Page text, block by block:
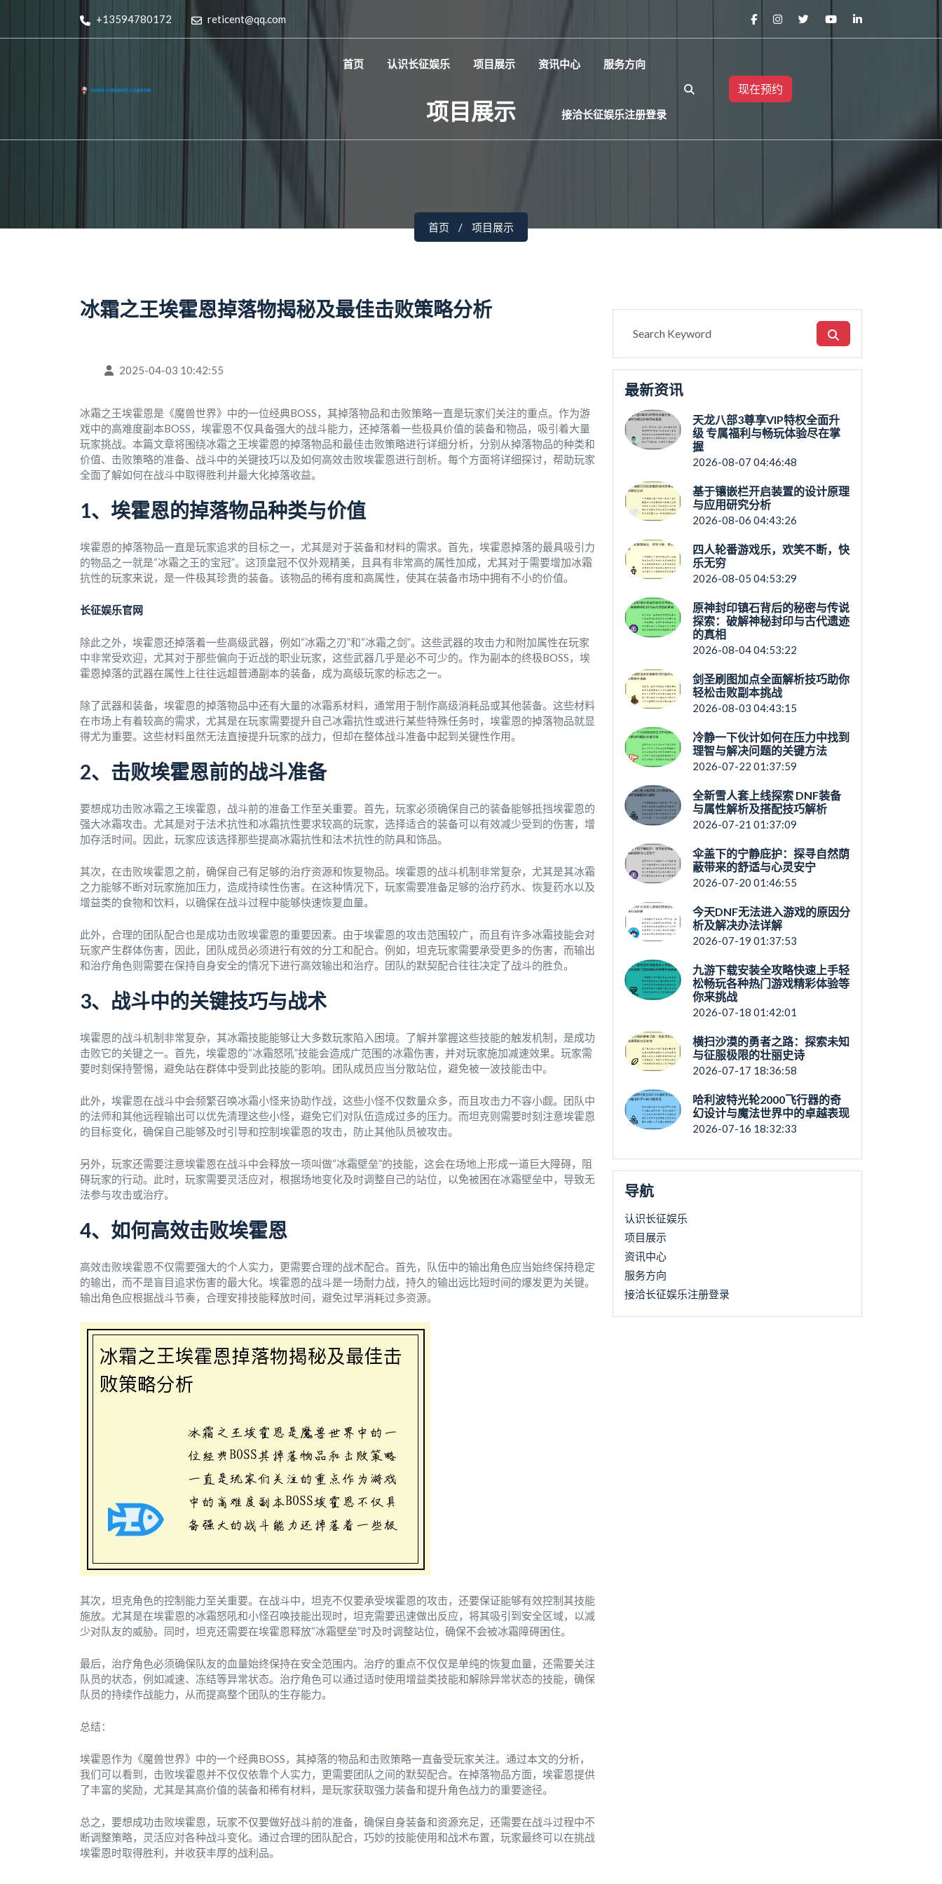
+13594780172 reticent@qq.com
首页 认识长征娱乐 项目展示 资讯中心 服务方向
接洽长征娱乐注册登录
现在预约
项目展示
首页 项目展示
冰霜之王埃霍恩掉落物揭秘及最佳击败策略分析
2025-04-03 10:42:55
冰霜之王埃霍恩是《魔兽世界》中的一位经典BOSS，其掉落物品和击败策略一直是玩家们关注的重点。作为游
戏中的高难度副本BOSS，埃霍恩不仅具备强大的战斗能力，还掉落着一些极具价值的装备和物品，吸引着大量
玩家挑战。本篇文章将围绕冰霜之王埃霍恩的掉落物品和最佳击败策略进行详细分析，分别从掉落物品的种类和
价值、击败策略的准备、战斗中的关键技巧以及如何高效击败埃霍恩进行剖析。每个方面将详细探讨，帮助玩家
全面了解如何在战斗中取得胜利并最大化掉落收益。
1、埃霍恩的掉落物品种类与价值
埃霍恩的掉落物品一直是玩家追求的目标之一，尤其是对于装备和材料的需求。首先，埃霍恩掉落的最具吸引力
的物品之一就是“冰霜之王的宝冠”。这顶皇冠不仅外观精美，且具有非常高的属性加成，尤其对于需要增加冰霜
抗性的玩家来说，是一件极其珍贵的装备。该物品的稀有度和高属性，使其在装备市场中拥有不小的价值。
长征娱乐官网
除此之外，埃霍恩还掉落着一些高级武器，例如“冰霜之刃”和“冰霜之剑”。这些武器的攻击力和附加属性在玩家
中非常受欢迎，尤其对于那些偏向于近战的职业玩家，这些武器几乎是必不可少的。作为副本的终极BOSS，埃
霍恩掉落的武器在属性上往往远超普通副本的装备，成为高级玩家的标志之一。
除了武器和装备，埃霍恩的掉落物品中还有大量的冰霜系材料，通常用于制作高级消耗品或其他装备。这些材料
在市场上有着较高的需求，尤其是在玩家需要提升自己冰霜抗性或进行某些特殊任务时，埃霍恩的掉落物品就显
得尤为重要。这些材料虽然无法直接提升玩家的战力，但却在整体战斗准备中起到关键性作用。
2、击败埃霍恩前的战斗准备
要想成功击败冰霜之王埃霍恩，战斗前的准备工作至关重要。首先，玩家必须确保自己的装备能够抵挡埃霍恩的
强大冰霜攻击。尤其是对于法术抗性和冰霜抗性要求较高的玩家，选择适合的装备可以有效减少受到的伤害，增
加存活时间。因此，玩家应该选择那些提高冰霜抗性和法术抗性的防具和饰品。
其次，在击败埃霍恩之前，确保自己有足够的治疗资源和恢复物品。埃霍恩的战斗机制非常复杂，尤其是其冰霜
之力能够不断对玩家施加压力，造成持续性伤害。在这种情况下，玩家需要准备足够的治疗药水、恢复药水以及
增益类的食物和饮料，以确保在战斗过程中能够快速恢复血量。
此外，合理的团队配合也是成功击败埃霍恩的重要因素。由于埃霍恩的攻击范围较广，而且有许多冰霜技能会对
玩家产生群体伤害，因此，团队成员必须进行有效的分工和配合。例如，坦克玩家需要承受更多的伤害，而输出
和治疗角色则需要在保持自身安全的情况下进行高效输出和治疗。团队的默契配合往往决定了战斗的胜负。
3、战斗中的关键技巧与战术
埃霍恩的战斗机制非常复杂，其冰霜技能能够让大多数玩家陷入困境。了解并掌握这些技能的触发机制，是成功
击败它的关键之一。首先，埃霍恩的“冰霜怒吼”技能会造成广范围的冰霜伤害，并对玩家施加减速效果。玩家需
要时刻保持警惕，避免站在群体中受到此技能的影响。团队成员应当分散站位，避免被一波技能击中。
此外，埃霍恩在战斗中会频繁召唤冰霜小怪来协助作战，这些小怪不仅数量众多，而且攻击力不容小觑。团队中
的法师和其他远程输出可以优先清理这些小怪，避免它们对队伍造成过多的压力。而坦克则需要时刻注意埃霍恩
的目标变化，确保自己能够及时引导和控制埃霍恩的攻击，防止其他队员被攻击。
另外，玩家还需要注意埃霍恩在战斗中会释放一项叫做“冰霜壁垒”的技能，这会在场地上形成一道巨大障碍，阻
碍玩家的行动。此时，玩家需要灵活应对，根据场地变化及时调整自己的站位，以免被困在冰霜壁垒中，导致无
法参与攻击或治疗。
4、如何高效击败埃霍恩
高效击败埃霍恩不仅需要强大的个人实力，更需要合理的战术配合。首先，队伍中的输出角色应当始终保持稳定
的输出，而不是盲目追求伤害的最大化。埃霍恩的战斗是一场耐力战，持久的输出远比短时间的爆发更为关键。
输出角色应根据战斗节奏，合理安排技能释放时间，避免过早消耗过多资源。
其次，坦克角色的控制能力至关重要。在战斗中，坦克不仅要承受埃霍恩的攻击，还要保证能够有效控制其技能
施放。尤其是在埃霍恩的冰霜怒吼和小怪召唤技能出现时，坦克需要迅速做出反应，将其吸引到安全区域，以减
少对队友的威胁。同时，坦克还需要在埃霍恩释放“冰霜壁垒”时及时调整站位，确保不会被冰霜障碍困住。
最后，治疗角色必须确保队友的血量始终保持在安全范围内。治疗的重点不仅仅是单纯的恢复血量，还需要关注
队员的状态，例如减速、冻结等异常状态。治疗角色可以通过适时使用增益类技能和解除异常状态的技能，确保
队员的持续作战能力，从而提高整个团队的生存能力。
总结：
埃霍恩作为《魔兽世界》中的一个经典BOSS，其掉落的物品和击败策略一直备受玩家关注。通过本文的分析，
我们可以看到，击败埃霍恩并不仅仅依靠个人实力，更需要团队之间的默契配合。在掉落物品方面，埃霍恩提供
了丰富的奖励，尤其是其高价值的装备和稀有材料，是玩家获取强力装备和提升角色战力的重要途径。
总之，要想成功击败埃霍恩，玩家不仅要做好战斗前的准备，确保自身装备和资源充足，还需要在战斗过程中不
断调整策略，灵活应对各种战斗变化。通过合理的团队配合，巧妙的技能使用和战术布置，玩家最终可以在挑战
埃霍恩时取得胜利，并收获丰厚的战利品。
最新资讯
天龙八部3尊享VIP特权全面升
级 专属福利与畅玩体验尽在掌
握
2026-08-07 04:46:48
基于镶嵌栏开启装置的设计原理
与应用研究分析
2026-08-06 04:43:26
四人轮番游戏乐，欢笑不断，快
乐无穷
2026-08-05 04:53:29
原神封印镇石背后的秘密与传说
探索：破解神秘封印与古代遗迹
的真相
2026-08-04 04:53:22
剑圣刷图加点全面解析技巧助你
轻松击败副本挑战
2026-08-03 04:43:15
冷静一下伙计如何在压力中找到
理智与解决问题的关键方法
2026-07-22 01:37:59
全新雪人套上线探索 DNF装备
与属性解析及搭配技巧解析
2026-07-21 01:37:09
伞盖下的宁静庇护：探寻自然荫
蔽带来的舒适与心灵安宁
2026-07-20 01:46:55
今天DNF无法进入游戏的原因分
析及解决办法详解
2026-07-19 01:37:53
九游下载安装全攻略快速上手轻
松畅玩各种热门游戏精彩体验等
你来挑战
2026-07-18 01:42:01
横扫沙漠的勇者之路：探索未知
与征服极限的壮丽史诗
2026-07-17 18:36:58
哈利波特光轮2000飞行器的奇
幻设计与魔法世界中的卓越表现
2026-07-16 18:32:33
导航
认识长征娱乐
项目展示
资讯中心
服务方向
接洽长征娱乐注册登录